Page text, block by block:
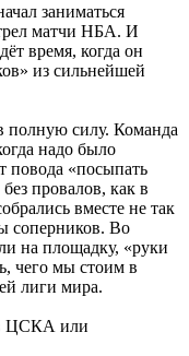
заниматься
матчи НБА. И
время, когда он
из сильнейшей
полную силу. Команда
надо было
повода «посыпать
провалов, как в
вместе не так
соперников. Во
на площадку, «руки
чего мы стоим в
лиги мира.
ЦСКА или